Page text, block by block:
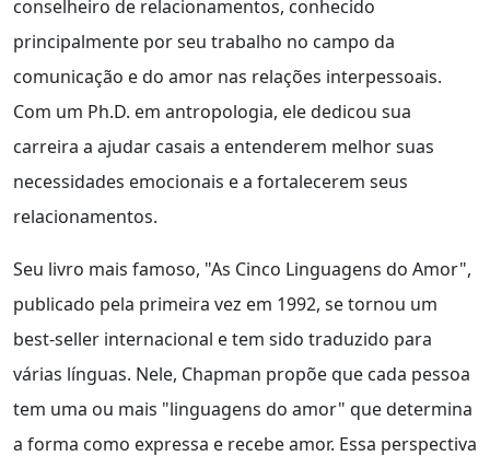
conselheiro de relacionamentos, conhecido
principalmente por seu trabalho no campo da
comunicação e do amor nas relações interpessoais.
Com um Ph.D. em antropologia, ele dedicou sua
carreira a ajudar casais a entenderem melhor suas
necessidades emocionais e a fortalecerem seus
relacionamentos.
Seu livro mais famoso, "As Cinco Linguagens do Amor",
publicado pela primeira vez em 1992, se tornou um
best-seller internacional e tem sido traduzido para
várias línguas. Nele, Chapman propõe que cada pessoa
tem uma ou mais "linguagens do amor" que determina
a forma como expressa e recebe amor. Essa perspectiva